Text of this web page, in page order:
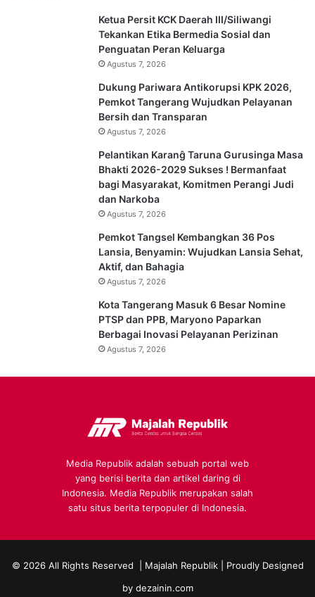
Ketua Persit KCK Daerah III/Siliwangi
Tekankan Etika Bermedia Sosial dan
Penguatan Peran Keluarga
Agustus 7, 2026
Dukung Pariwara Antikorupsi KPK 2026,
Pemkot Tangerang Wujudkan Pelayanan
Bersih dan Transparan
Agustus 7, 2026
Pelantikan Karanĝ Taruna Gurusinga Masa
Bhakti 2026-2029 Sukses ! Bermanfaat
bagi Masyarakat, Komitmen Perangi Judi
dan Narkoba
Agustus 7, 2026
Pemkot Tangsel Kembangkan 36 Pos
Lansia, Benyamin: Wujudkan Lansia Sehat,
Aktif, dan Bahagia
Agustus 7, 2026
Kota Tangerang Masuk 6 Besar Nomine
PTSP dan PPB, Maryono Paparkan
Berbagai Inovasi Pelayanan Perizinan
Agustus 7, 2026
Media Republik adalah sebuah portal web
yang berisi berita dan artikel daring di
Indonesia. Media Republik merupakan salah
satu situs berita terpopuler di Indonesia.
© 2026 All Rights Reserved | Majalah Republik| Proudly Designed
by dezainin.com